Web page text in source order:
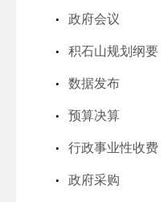
政府会议
积石山规划纲要
数据发布
预算决算
行政事业性收费
政府采购